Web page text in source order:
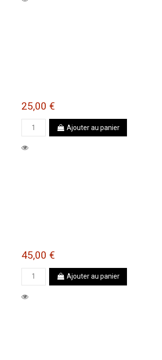
25,00 €
Ajouter au panier
45,00 €
Ajouter au panier